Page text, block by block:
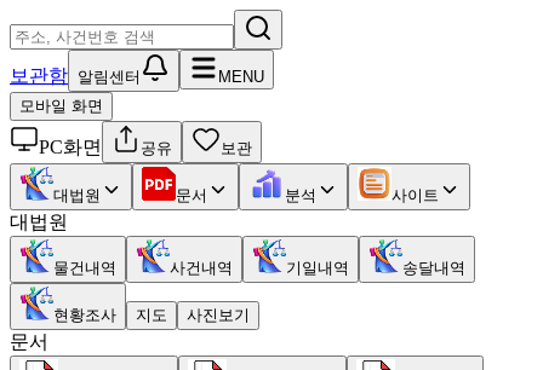
보관함 알림센터
MENU
모바일 화면
PC화면 공유 보관
대법원 문서 분석 사이트
대법원
물건내역 사건내역 기일내역 송달내역
현황조사 지도 사진보기
문서